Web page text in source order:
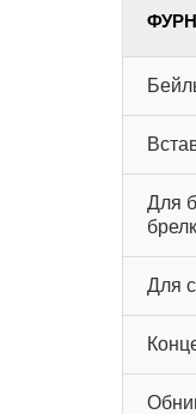
Для
Для